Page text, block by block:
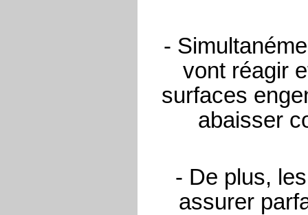
-
vont réagir
surfaces
abaisser
- De plus,
assurer